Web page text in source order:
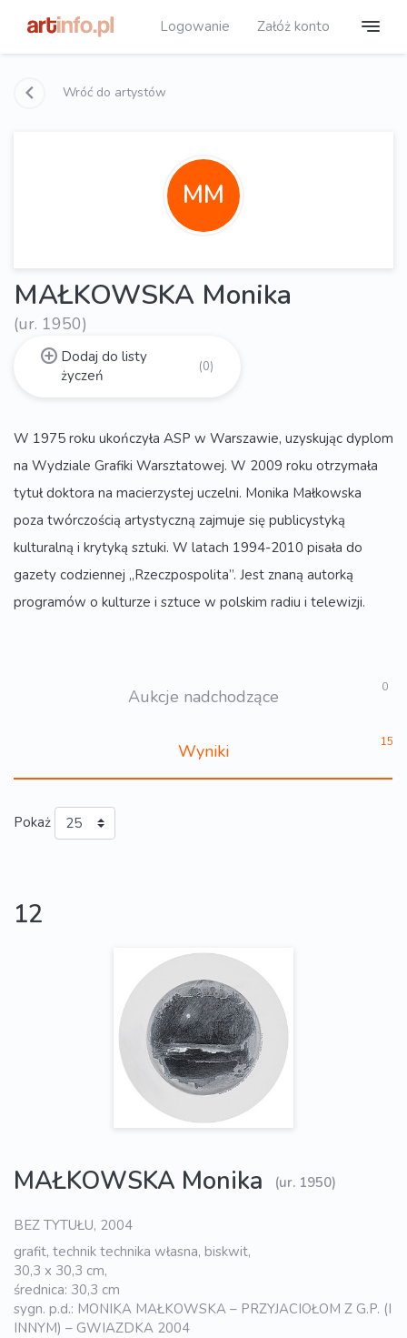
Logowanie Załóż konto
Wróć do artystów
MM
MAŁKOWSKA Monika
(ur. 1950)
Dodaj do listy
życzeń
(0)
W 1975 roku ukończyła ASP w Warszawie, uzyskując dyplom
na Wydziale Grafiki Warsztatowej. W 2009 roku otrzymała
tytuł doktora na macierzystej uczelni. Monika Małkowska
poza twórczością artystyczną zajmuje się publicystyką
kulturalną i krytyką sztuki. W latach 1994-2010 pisała do
gazety codziennej „Rzeczpospolita”. Jest znaną autorką
programów o kulturze i sztuce w polskim radiu i telewizji.
Aukcje nadchodzące 0
Wyniki 15
Pokaż
12
MAŁKOWSKA Monika (ur. 1950)
BEZ TYTUŁU, 2004
grafit, technik technika własna, biskwit,
30,3 x 30,3 cm,
średnica: 30,3 cm
sygn. p.d.: MONIKA MAŁKOWSKA – PRZYJACIOŁOM Z G.P. (I
INNYM) – GWIAZDKA 2004